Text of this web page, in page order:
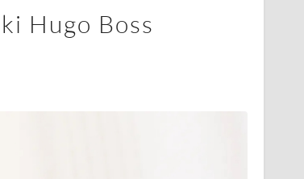
Hugo Boss